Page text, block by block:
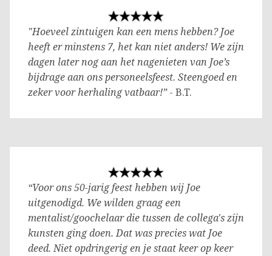
"Hoeveel zintuigen kan een mens hebben? Joe
heeft er minstens 7, het kan niet anders! We zijn
dagen later nog aan het nagenieten van Joe’s
bijdrage aan ons personeelsfeest. Steengoed en
zeker voor herhaling vatbaar!”- B.T.
“Voor ons 50-jarig feest hebben wij Joe
uitgenodigd. We wilden graag een
mentalist/goochelaar die tussen de collega's zijn
kunsten ging doen. Dat was precies wat Joe
deed. Niet opdringerig en je staat keer op keer